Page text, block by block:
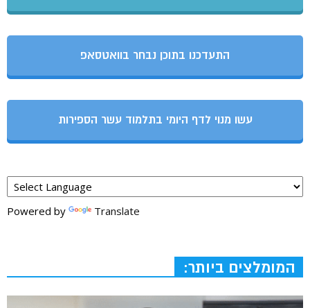
התעדכנו בתוכן נבחר בוואטסאפ
עשו מנוי לדף היומי בתלמוד עשר הספירות
Powered by Translate
המומלצים ביותר: